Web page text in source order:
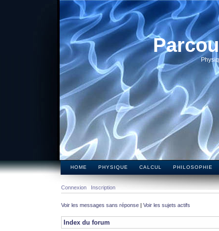
HOME PHYSIQUE CALCUL PHILOSOPHIE
Connexion Inscription
Voir les messages sans réponse | Voir les sujets actifs
Index du forum